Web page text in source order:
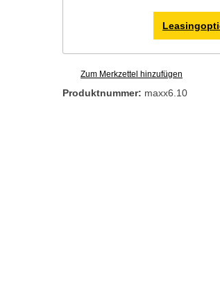
Zum Merkzettel hinzufügen
Produktnummer: maxx6.10